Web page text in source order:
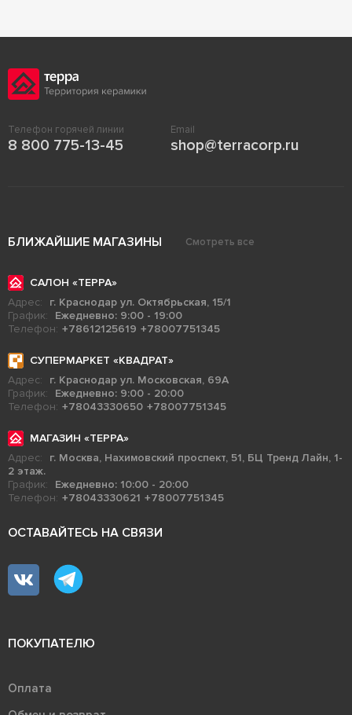
Телефон горячей линии
8 800 775-13-45
Email
shop@terracorp.ru
БЛИЖАЙШИЕ МАГАЗИНЫ Смотреть все
САЛОН «ТЕРРА»
Адрес:
г. Краснодар ул. Октябрьская, 15/1
График:
Ежедневно: 9:00 - 19:00
Телефон: +78612125619 +78007751345
СУПЕРМАРКЕТ «КВАДРАТ»
Адрес:
г. Краснодар ул. Московская, 69А
График:
Ежедневно: 9:00 - 20:00
Телефон: +78043330650 +78007751345
МАГАЗИН «ТЕРРА»
Адрес:
г. Москва, Нахимовский проспект, 51, БЦ Тренд Лайн, 1-
2 этаж.
График:
Ежедневно: 10:00 - 20:00
Телефон: +78043330621 +78007751345
ОСТАВАЙТЕСЬ НА СВЯЗИ
ПОКУПАТЕЛЮ
Оплата